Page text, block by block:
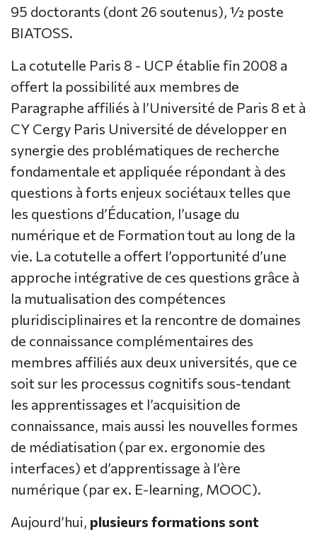
95 doctorants (dont 26 soutenus), ½ poste
BIATOSS.
La cotutelle Paris 8 - UCP établie fin 2008 a
offert la possibilité aux membres de
Paragraphe affiliés à l’Université de Paris 8 et à
CY Cergy Paris Université de développer en
synergie des problématiques de recherche
fondamentale et appliquée répondant à des
questions à forts enjeux sociétaux telles que
les questions d’Éducation, l’usage du
numérique et de Formation tout au long de la
vie. La cotutelle a offert l’opportunité d’une
approche intégrative de ces questions grâce à
la mutualisation des compétences
pluridisciplinaires et la rencontre de domaines
de connaissance complémentaires des
membres affiliés aux deux universités, que ce
soit sur les processus cognitifs sous-tendant
les apprentissages et l’acquisition de
connaissance, mais aussi les nouvelles formes
de médiatisation (par ex. ergonomie des
interfaces) et d’apprentissage à l’ère
numérique (par ex. E-learning, MOOC).
Aujourd’hui, plusieurs formations sont